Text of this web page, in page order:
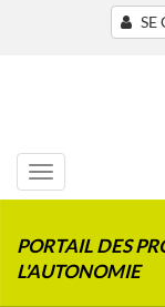
SE
Toggle
navigation
PORTAIL DES
L'AUTONOMIE